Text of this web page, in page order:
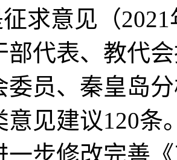
求意见（2021
部代表、教代
委员、秦皇岛
意见建议120条
一步修改完善